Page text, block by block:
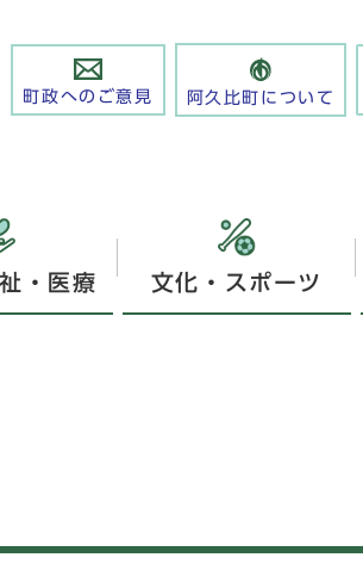
町政へのご意見 阿久比町について
・医療 文化・スポーツ